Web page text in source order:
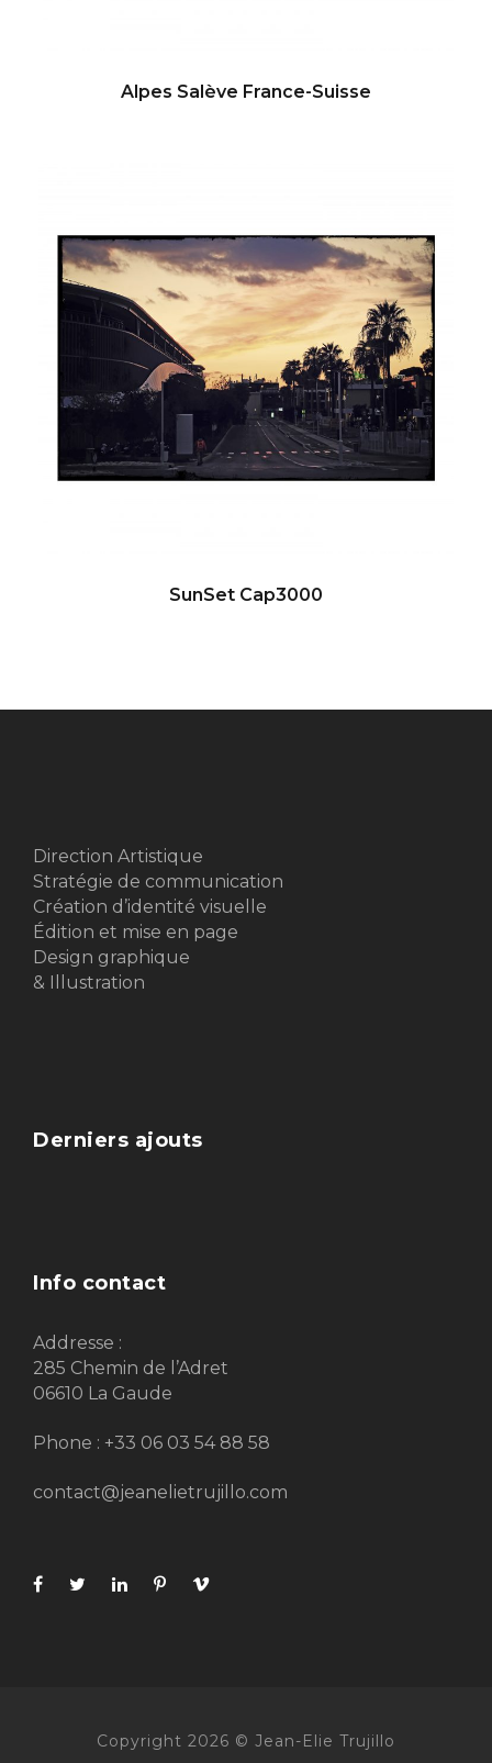
Alpes Salève France-Suisse
SunSet Cap3000
Direction Artistique
Stratégie de communication
Création d’identité visuelle
Édition et mise en page
Design graphique
& Illustration
Derniers ajouts
Info contact
Addresse :
285 Chemin de l’Adret
06610 La Gaude
Phone : +33 06 03 54 88 58
contact@jeanelietrujillo.com
Copyright 2026 © Jean-Elie Trujillo